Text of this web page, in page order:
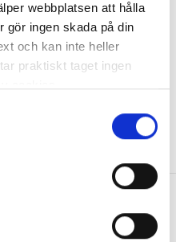
webbplatsen att hålla
gör ingen skada på din
och kan inte heller
praktiskt taget ingen
på din dator,
kunna mäta hur du
Detta enbart för att
tjänster och service.
som sparas på din
ca 1-2 dagar